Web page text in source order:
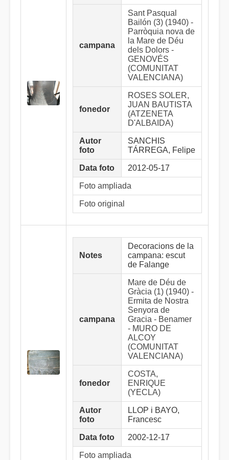
campana
Sant Pasqual
Bailón (3) (1940) -
Parròquia nova de
la Mare de Déu
dels Dolors -
GENOVÉS
(COMUNITAT
VALENCIANA)
fonedor
ROSES SOLER,
JUAN BAUTISTA
(ATZENETA
D'ALBAIDA)
Autor
foto
SANCHIS
TÁRREGA, Felipe
Data foto 2012-05-17
Foto ampliada
Foto original
Notes
Decoracions de la
campana: escut
de Falange
campana
Mare de Déu de
Gràcia (1) (1940) -
Ermita de Nostra
Senyora de
Gracia - Benamer
- MURO DE
ALCOY
(COMUNITAT
VALENCIANA)
fonedor
COSTA,
ENRIQUE
(YECLA)
Autor
foto
LLOP i BAYO,
Francesc
Data foto 2002-12-17
Foto ampliada